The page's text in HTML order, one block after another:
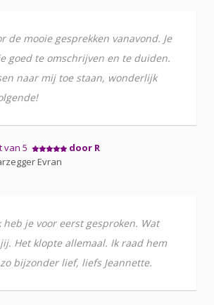
de mooie gesprekken vanavond. Je
goed te omschrijven en te duiden.
naar mij toe staan, wonderlijk
van 5
door R
Evran
heb je voor eerst gesproken. Wat
Het klopte allemaal. Ik raad hem
bijzonder lief, liefs Jeannette.